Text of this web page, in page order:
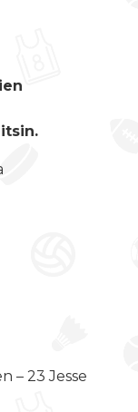
– 23 Jesse